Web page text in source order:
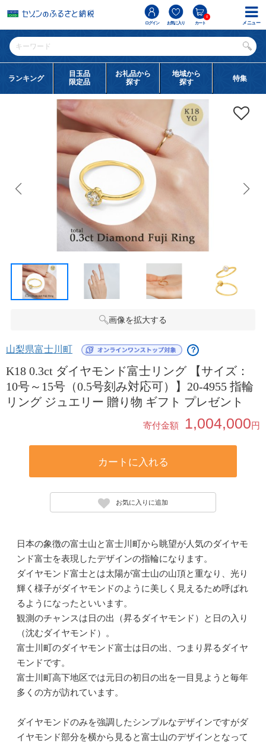
ログイン お気に入り カート
0
ランキング
目玉品
限定品
お礼品から
探す
地域から
探す
特集
画像を拡大する
山梨県富士川町 ？
K18 0.3ct ダイヤモンド富士リング 【サイズ：
10号～15号（0.5号刻み対応可）】20-4955 指輪
リング ジュエリー 贈り物 ギフト プレゼント
寄付金額 1,004,000円
カートに入れる
お気に入りに追加
日本の象徴の富士山と富士川町から眺望が人気のダイヤモ
ンド富士を表現したデザインの指輪になります。
ダイヤモンド富士とは太陽が富士山の山頂と重なり、光り
輝く様子がダイヤモンドのように美しく見えるため呼ばれ
るようになったといいます。
観測のチャンスは日の出（昇るダイヤモンド）と日の入り
（沈むダイヤモンド）。
富士川町のダイヤモンド富士は日の出、つまり昇るダイヤ
モンドです。
富士川町高下地区では元日の初日の出を一目見ようと毎年
多くの方が訪れています。
ダイヤモンドのみを強調したシンプルなデザインですがダ
イヤモンド部分を横から見ると富士山のデザインとなって
メニュー